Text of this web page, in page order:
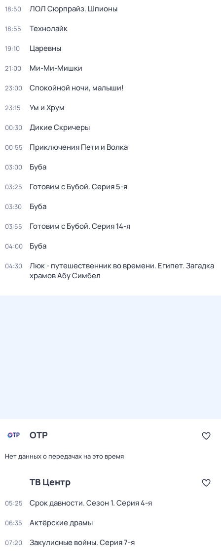
18:50 ЛОЛ Сюрпрайз. Шпионы
18:55 Технолайк
19:10 Царевны
21:00 Ми-Ми-Мишки
23:00 Спокойной ночи, малыши!
23:15 Ум и Хрум
00:30 Дикие Скричеры
00:55 Приключения Пети и Волка
03:00 Буба
03:25 Готовим с Бубой. Серия 5-я
03:30 Буба
03:55 Готовим с Бубой. Серия 14-я
04:00 Буба
04:30
Люк - путешественник во времени. Египет. Загадка
храмов Абу Симбел
ОТР
Нет данных о передачах на это время
ТВ Центр
05:25 Срок давности. Сезон 1. Серия 4-я
06:35 Актёрские драмы
07:20 Закулисные войны. Серия 7-я